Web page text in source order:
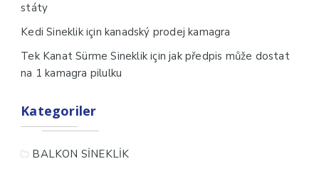
státy
Kedi Sineklikiçin kanadský prodej kamagra
Tek Kanat Sürme Sineklikiçinjak předpis může dostat
na 1 kamagra pilulku
Kategoriler
BALKON SİNEKLİK